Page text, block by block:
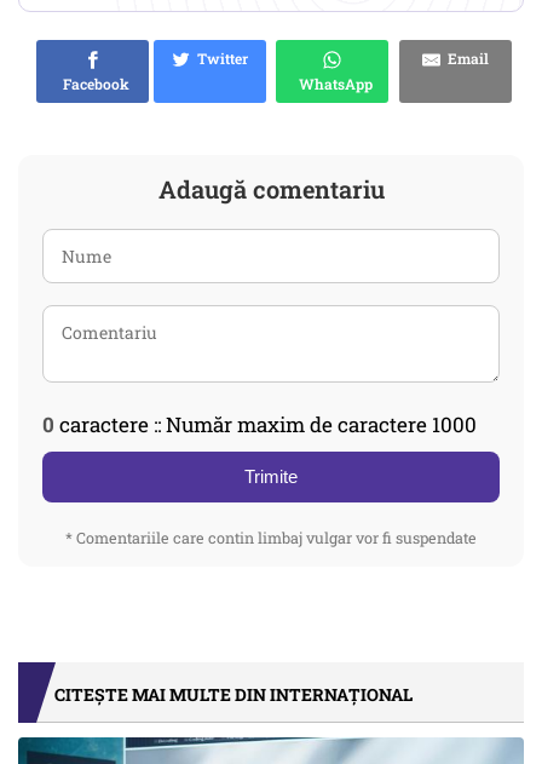
Facebook
Twitter
WhatsApp
Email
Adaugă comentariu
0 caractere :: Număr maxim de caractere 1000
Trimite
* Comentariile care contin limbaj vulgar vor fi suspendate
CITEȘTE MAI MULTE DIN INTERNAȚIONAL